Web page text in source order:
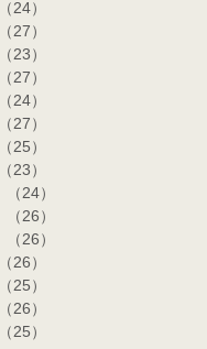
（24）
（27）
（23）
（27）
（24）
（27）
（25）
（23）
（24）
（26）
（26）
（26）
（25）
（26）
（25）